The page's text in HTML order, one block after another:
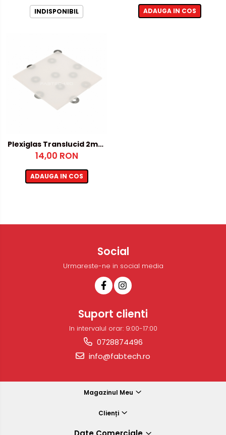
INDISPONIBIL ADAUGA IN COS
Plexiglas Translucid 2mm
– 250x250mm
14,00 RON
ADAUGA IN COS
Social
Urmareste-ne in social media
Suport clienti
In intervalul orar: 9:00-17:00
0728874496
info@fabtech.ro
Magazinul Meu
Clienți